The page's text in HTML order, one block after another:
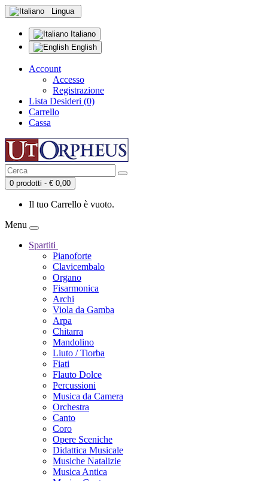
Lingua
Italiano
English
Account
Accesso
Registrazione
Lista Desideri (0)
Carrello
Cassa
0 prodotti - € 0,00
Il tuo Carrello è vuoto.
Menu
Spartiti
Pianoforte
Clavicembalo
Organo
Fisarmonica
Archi
Viola da Gamba
Arpa
Chitarra
Mandolino
Liuto / Tiorba
Fiati
Flauto Dolce
Percussioni
Musica da Camera
Orchestra
Canto
Coro
Opere Sceniche
Didattica Musicale
Musiche Natalizie
Musica Antica